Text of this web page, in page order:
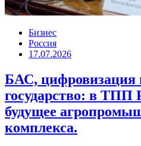
Бизнес
Россия
17.07.2026
БАС, цифровизация
государство: в ТПП
будущее
комплекса.